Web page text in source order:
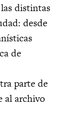
distintas
desde
de
parte de
al archivo